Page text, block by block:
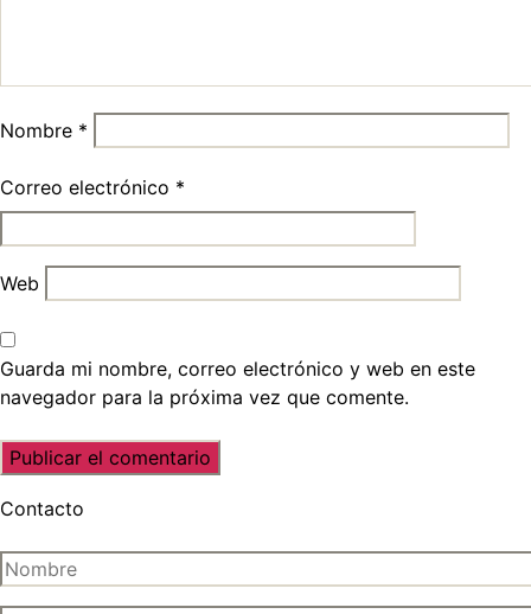
Nombre *
Correo electrónico *
Web
Guarda mi nombre, correo electrónico y web en este
navegador para la próxima vez que comente.
Contacto